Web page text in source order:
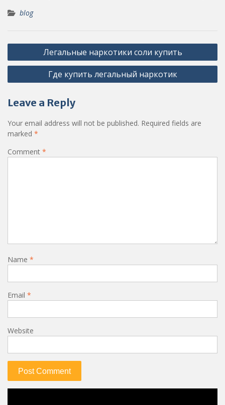
blog
Post
navigation
Легальные наркотики соли купить
Где купить легальный наркотик
Leave a Reply
Your email address will not be published. Required fields are
marked *
Comment *
Name *
Email *
Website